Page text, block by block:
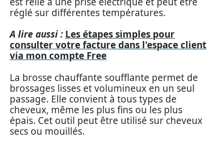
réglé sur différentes températures.
A lire aussi : Les étapes simples pour
consulter votre facture dans l'espace client
via mon compte Free
La brosse chauffante soufflante permet de
brossages lisses et volumineux en un seul
passage. Elle convient à tous types de
cheveux, même les plus fins ou les plus
épais. Cet outil peut être utilisé sur cheveux
secs ou mouillés.